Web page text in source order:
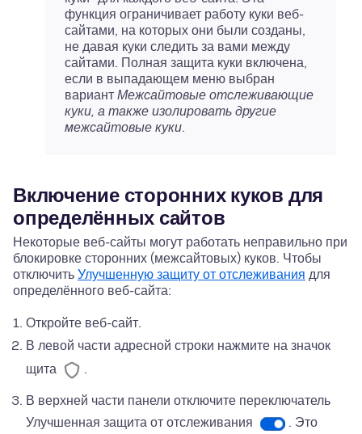
функция ограничивает работу куки веб-
сайтами, на которых они были созданы,
не давая куки следить за вами между
сайтами. Полная защита куки включена,
если в выпадающем меню выбран
вариант Межсайтовые отслеживающие
куки, а также изолировать другие
межсайтовые куки.
Включение сторонних куков для
определённых сайтов
Некоторые веб-сайты могут работать неправильно при
блокировке сторонних (межсайтовых) куков. Чтобы
отключить Улучшенную защиту от отслеживания для
определённого веб-сайта:
Откройте веб-сайт.
В левой части адресной строки нажмите на значок
щита
.
В верхней части панели отключите переключатель
Улучшенная защита от отслеживания
. Это